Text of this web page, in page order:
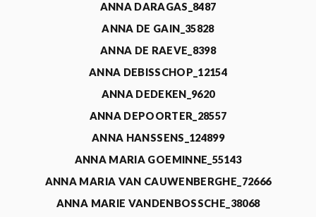
ANNA DARAGAS_8487
ANNA DE GAIN_35828
ANNA DE RAEVE_8398
ANNA DEBISSCHOP_12154
ANNA DEDEKEN_9620
ANNA DEPOORTER_28557
ANNA HANSSENS_124899
ANNA MARIA GOEMINNE_55143
ANNA MARIA VAN CAUWENBERGHE_72666
ANNA MARIE VANDENBOSSCHE_38068